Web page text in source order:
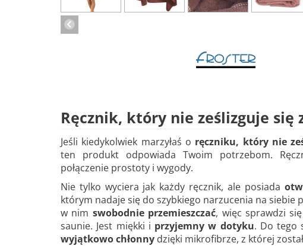
Ręcznik, który nie ześlizguje się
Jeśli kiedykolwiek marzyłaś o ręczniku, który nie
ten produkt odpowiada Twoim potrzebom.
połączenie prostoty i wygody.
Nie tylko wyciera jak każdy ręcznik, ale posiada
którym nadaje się do szybkiego narzucenia na siebie
w nim swobodnie przemieszczać, więc sprawdzi
saunie. Jest miękki i przyjemny w dotyku. Do tego
wyjątkowo chłonny dzięki mikrofibrze, z której